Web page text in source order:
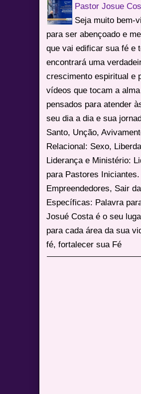
Pastor Josue
Seja muito bem-
para ser abençoado e
que vai edificar sua fé e
encontrará uma
crescimento espiritual e
vídeos que tocam a
pensados para atender
seu dia a dia e sua
Santo, Unção,
Relacional: Sexo,
Liderança e Ministério:
para Pastores
Empreendedores, Sair
Específicas: Palavra
Josué Costa é o seu
para cada área da sua
fé, fortalecer sua Fé